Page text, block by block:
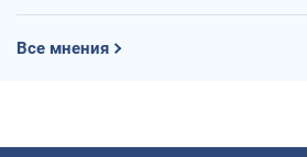
Все мнения